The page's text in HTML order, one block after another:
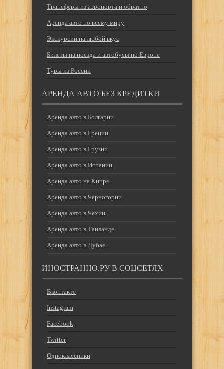
Трансферы из аэропорта и обратно
Аренда авто по всему миру
Экскурсии на любой вкус
Билеты на поезда и автобусы по Европе
Туры из России
АРЕНДА АВТО БЕЗ КРЕДИТКИ
Аренда авто в Болгарии
Аренда авто в Греции
Аренда авто в Грузии
Аренда авто в Испании
Аренда авто на Кипре
Аренда авто в Черногории
Аренда авто в Чехии
Аренда авто в Таиланде
Аренда авто в Дубае
ИНОСТРАННО.РУ В СОЦСЕТЯХ
Вконтакте
Instagram
Facebook
Twitter
Одноклассники